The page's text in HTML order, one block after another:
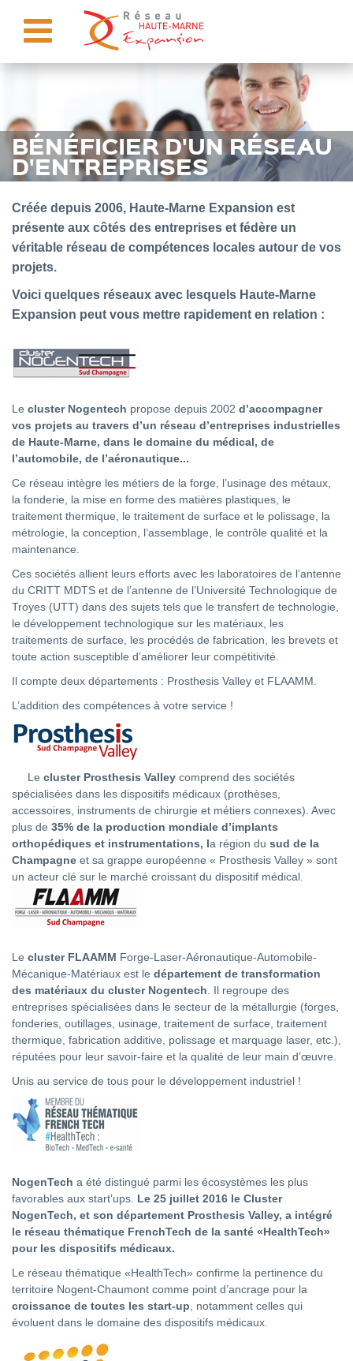
BÉNÉFICIER D'UN RÉSEAU
D'ENTREPRISES
Créée depuis 2006, Haute-Marne Expansion est
présente aux côtés des entreprises et fédère un
véritable réseau de compétences locales autour de vos
projets.
Voici quelques réseaux avec lesquels Haute-Marne
Expansion peut vous mettre rapidement en relation :
Le cluster Nogentech propose depuis 2002 d’accompagner
vos projets au travers d’un réseau d’entreprises industrielles
de Haute-Marne, dans le domaine du médical, de
l’automobile, de l’aéronautique...
Ce réseau intègre les métiers de la forge, l’usinage des métaux,
la fonderie, la mise en forme des matières plastiques, le
traitement thermique, le traitement de surface et le polissage, la
métrologie, la conception, l’assemblage, le contrôle qualité et la
maintenance.
Ces sociétés allient leurs efforts avec les laboratoires de l’antenne
du CRITT MDTS et de l’antenne de l’Université Technologique de
Troyes (UTT) dans des sujets tels que le transfert de technologie,
le développement technologique sur les matériaux, les
traitements de surface, les procédés de fabrication, les brevets et
toute action susceptible d’améliorer leur compétitivité.
Il compte deux départements : Prosthesis Valley et FLAAMM.
L’addition des compétences à votre service !
Le cluster Prosthesis Valley comprend des sociétés
spécialisées dans les dispositifs médicaux (prothèses,
accessoires, instruments de chirurgie et métiers connexes). Avec
plus de 35% de la production mondiale d’implants
orthopédiques et instrumentations, la région du sud de la
Champagne et sa grappe européenne « Prosthesis Valley » sont
un acteur clé sur le marché croissant du dispositif médical.
Le cluster FLAAMM Forge-Laser-Aéronautique-Automobile-
Mécanique-Matériaux est le département de transformation
des matériaux du cluster Nogentech . Il regroupe des
entreprises spécialisées dans le secteur de la métallurgie (forges,
fonderies, outillages, usinage, traitement de surface, traitement
thermique, fabrication additive, polissage et marquage laser, etc.),
réputées pour leur savoir-faire et la qualité de leur main d’œuvre.
Unis au service de tous pour le développement industriel !
NogenTech a été distingué parmi les écosystèmes les plus
favorables aux start’ups. Le 25 juillet 2016 le Cluster
NogenTech, et son département Prosthesis Valley, a intégré
le réseau thématique FrenchTech de la santé «HealthTech»
pour les dispositifs médicaux.
Le réseau thématique «HealthTech» confirme la pertinence du
territoire Nogent-Chaumont comme point d’ancrage pour la
croissance de toutes les start-up , notamment celles qui
évoluent dans le domaine des dispositifs médicaux.